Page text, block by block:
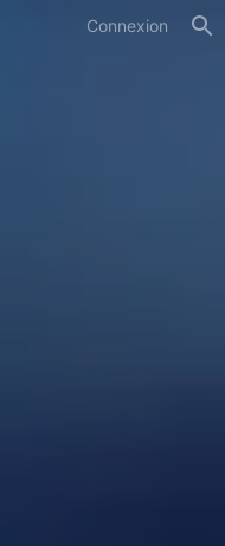
Connexion